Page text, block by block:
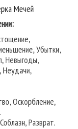
Мечей
Убытки,
Невыгоды,
Неудачи,
Оскорбление,
Разврат.